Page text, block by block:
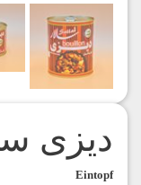
دیزی
Eintopf